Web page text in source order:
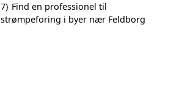
7) Find en professionel til
strømpeforing i byer nær Feldborg